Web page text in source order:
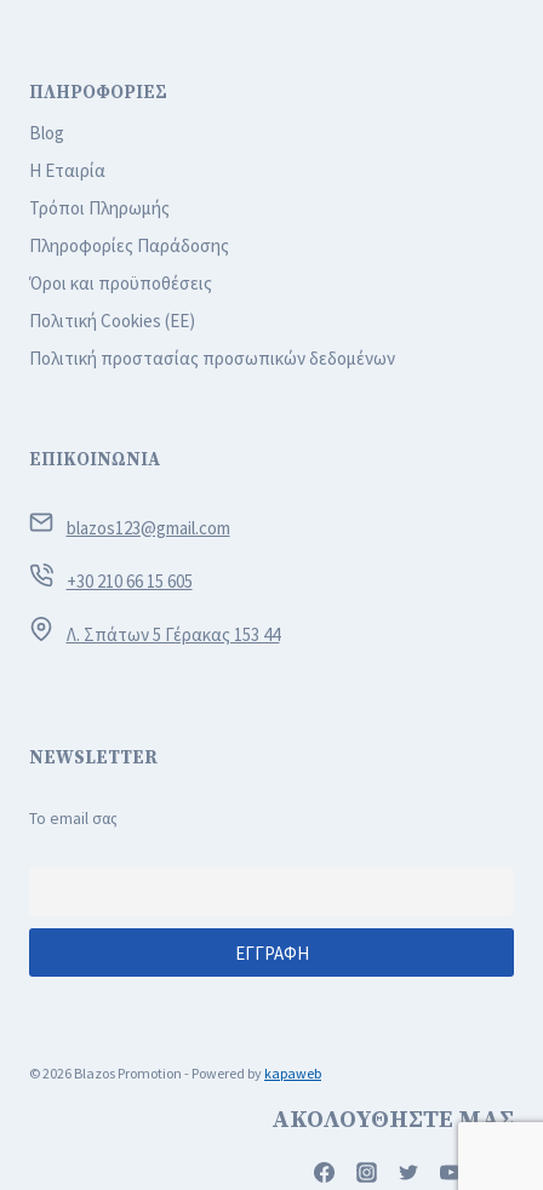
ΠΛΗΡΟΦΟΡΙΕΣ
Blog
Η Εταιρία
Τρόποι Πληρωμής
Πληροφορίες Παράδοσης
Όροι και προϋποθέσεις
Πολιτική Cookies (ΕΕ)
Πολιτική προστασίας προσωπικών δεδομένων
ΕΠΙΚΟΙΝΩΝΙΑ
blazos123@gmail.com
+30 210 66 15 605
Λ. Σπάτων 5 Γέρακας 153 44
NEWSLETTER
Το email σας
© 2026 Blazos Promotion - Powered by kapaweb
ΑΚΟΛΟΥΘΗΣΤΕ ΜΑΣ